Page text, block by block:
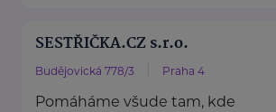
SESTŘIČKA.CZ s.r.o.
Budějovická 778/3 Praha 4
Pomáháme všude tam, kde